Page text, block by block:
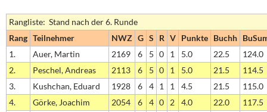
Rangliste: Stand nach der 6. Runde
Rang Teilnehmer NWZ G S R V Punkte Buchh
1.
Auer, Martin 2169 6 5 0 1 5.0 22.5
124.0
2.
Peschel, Andreas 2113 6 5 0 1 5.0 21.5
114.5
3.
Kushchan, Eduard 1928 6 4 1 1 4.5 21.5
115.0
4.
Görke, Joachim 2054 6 4 0 2 4.0 22.0
117.5